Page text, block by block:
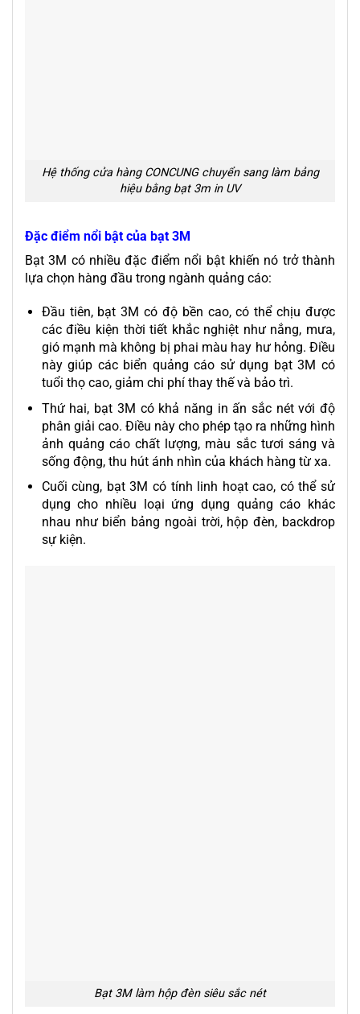
Hệ thống cửa hàng CONCUNG chuyển sang làm bảng
hiệu bằng bạt 3m in UV
Đặc điểm nổi bật của bạt 3M
Bạt 3M có nhiều đặc điểm nổi bật khiến nó trở thành
lựa chọn hàng đầu trong ngành quảng cáo:
Đầu tiên, bạt 3M có độ bền cao, có thể chịu được
các điều kiện thời tiết khắc nghiệt như nắng, mưa,
gió mạnh mà không bị phai màu hay hư hỏng. Điều
này giúp các biển quảng cáo sử dụng bạt 3M có
tuổi thọ cao, giảm chi phí thay thế và bảo trì.
Thứ hai, bạt 3M có khả năng in ấn sắc nét với độ
phân giải cao. Điều này cho phép tạo ra những hình
ảnh quảng cáo chất lượng, màu sắc tươi sáng và
sống động, thu hút ánh nhìn của khách hàng từ xa.
Cuối cùng, bạt 3M có tính linh hoạt cao, có thể sử
dụng cho nhiều loại ứng dụng quảng cáo khác
nhau như biển bảng ngoài trời, hộp đèn, backdrop
sự kiện.
Bạt 3M làm hộp đèn siêu sắc nét